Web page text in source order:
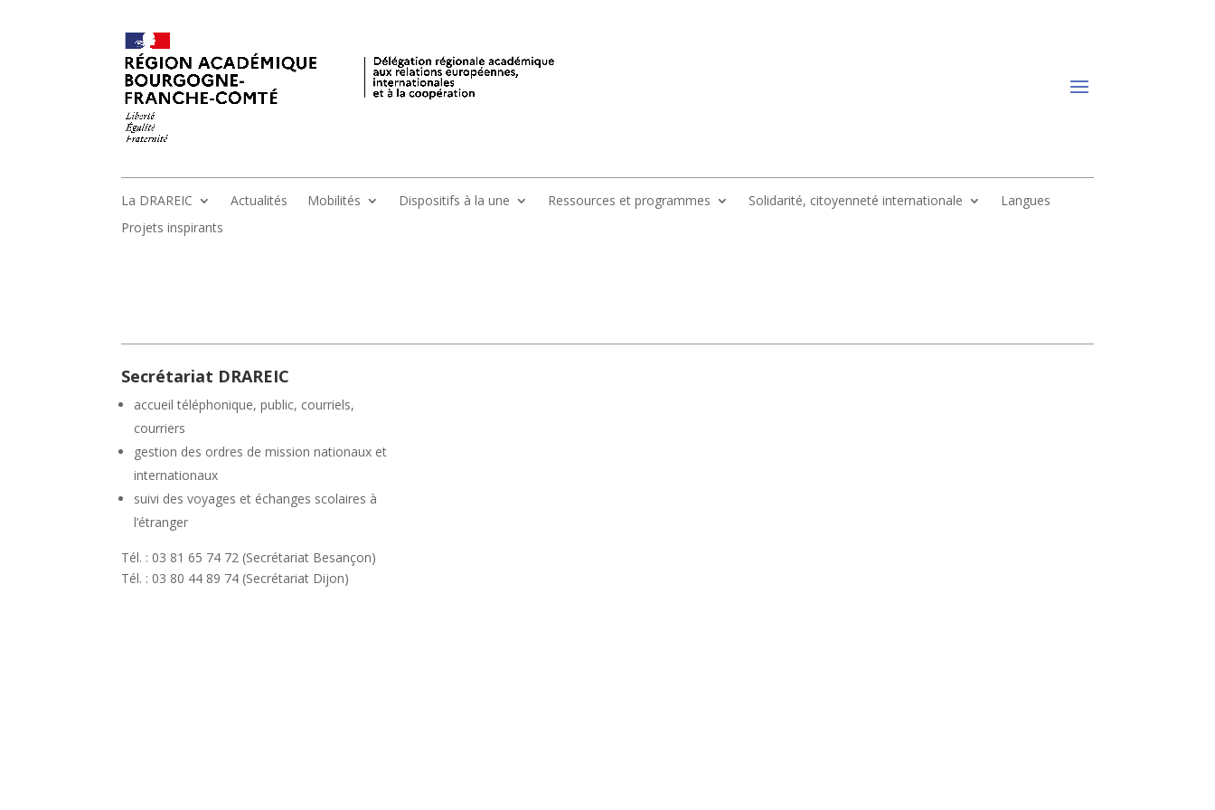
La DRAREIC Actualités Mobilités Dispositifs à la une Ressources et programmes Solidarité, citoyenneté internationale
Langues
Projets inspirants
Secrétariat DRAREIC
accueil téléphonique, public, courriels,
courriers
gestion des ordres de mission nationaux et
internationaux
suivi des voyages et échanges scolaires à
l’étranger
Tél. : 03 81 65 74 72 (Secrétariat Besançon)
Tél. : 03 80 44 89 74 (Secrétariat Dijon)